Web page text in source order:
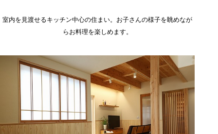
室内を見渡せるキッチン中心の住まい。お子さんの様子を眺めなが
らお料理を楽しめます。